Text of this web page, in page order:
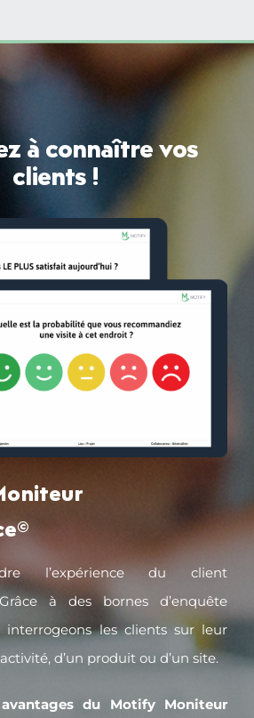
à connaître vos
clients !
l’expérience du client
à des bornes d’enquête
interrogeons les clients sur leur
d’un produit ou d’un site.
du Motify Moniteur